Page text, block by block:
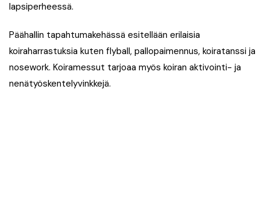
lapsiperheessä.
Päähallin tapahtumakehässä esitellään erilaisia
koiraharrastuksia kuten flyball, pallopaimennus, koiratanssi ja
nosework. Koiramessut tarjoaa myös koiran aktivointi- ja
nenätyöskentelyvinkkejä.